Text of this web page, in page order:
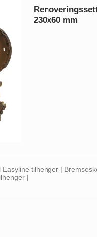
230x60 mm
tilhenger |
|